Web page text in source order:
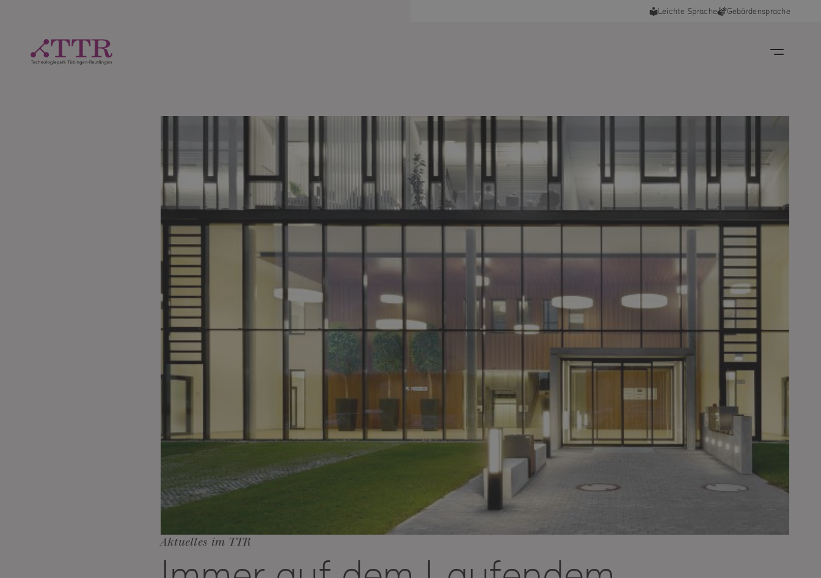
Leichte Sprache Gebärdensprache
Aktuelles im TTR
essentiellen Cookies können Sie diejenigen Cookies
deaktivieren, die Sie nicht möchten.
Impressum
Datenschutz
Unbedingt notwendige Cookies
Diese Cookies sind wichtig, damit Sie sich auf der Website
+Mehr
Alle auswählen